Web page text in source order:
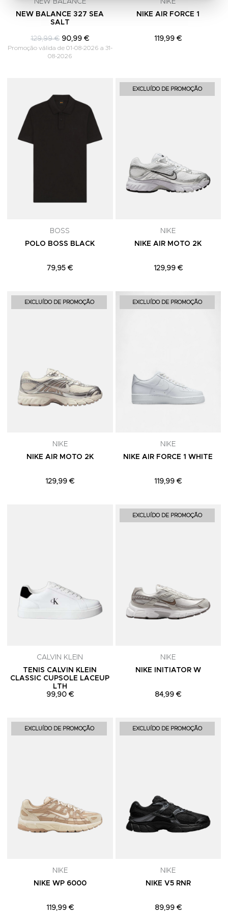
NEW BALANCE
NEW BALANCE 327 SEA
SALT
129,99 € 90,99 €
Promoção válida de 01-08-2026 a 31-
08-2026
NIKE
NIKE AIR FORCE 1
119,99 €
Adicionar aos Favoritos
BOSS
POLO BOSS BLACK
79,95 €
EXCLUÍDO DE PROMOÇÃO
NIKE
NIKE AIR MOTO 2K
129,99 €
EXCLUÍDO DE PROMOÇÃO Adicionar aos Favoritos
NIKE
NIKE AIR MOTO 2K
129,99 €
EXCLUÍDO DE PROMOÇÃO
NIKE
NIKE AIR FORCE 1 WHITE
119,99 €
Adicionar aos Favoritos
CALVIN KLEIN
TENIS CALVIN KLEIN
CLASSIC CUPSOLE LACEUP
LTH
99,90 €
EXCLUÍDO DE PROMOÇÃO
NIKE
NIKE INITIATOR W
84,99 €
EXCLUÍDO DE PROMOÇÃO Adicionar aos Favoritos
NIKE
NIKE WP 6000
119,99 €
EXCLUÍDO DE PROMOÇÃO
NIKE
NIKE V5 RNR
89,99 €